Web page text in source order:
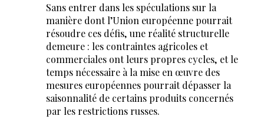
Sans entrer dans les spéculations sur la
manière dont l’Union européenne pourrait
résoudre ces défis, une réalité structurelle
demeure : les contraintes agricoles et
commerciales ont leurs propres cycles, et le
temps nécessaire à la mise en œuvre des
mesures européennes pourrait dépasser la
saisonnalité de certains produits concernés
par les restrictions russes.